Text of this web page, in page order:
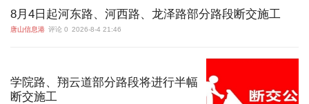
8月4日起河东路、河西路、龙泽路部分路段断交施工
唐山信息港 评论 0 2026-8-4 21:46
学院路、翔云道部分路段将进行半幅
断交施工